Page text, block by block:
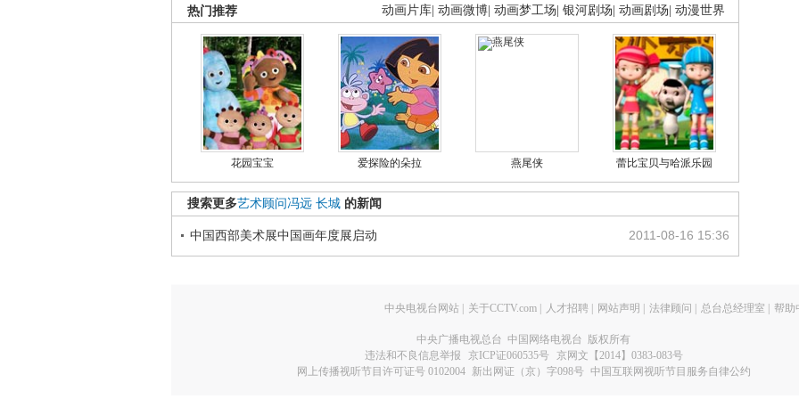
动画片库 动画微博 动画梦工场 银河剧场 动画剧场 动漫世界
热门推荐
花园宝宝 爱探险的朵拉 燕尾侠 蕾比宝贝与哈派乐园
搜索更多艺术顾问冯远 长城 的新闻
2011-08-16 15:36
中国西部美术展中国画年度展启动
中央电视台网站 关于CCTV.com 人才招聘 网站声明 法律顾问 总台总经理室 帮助
中央广播电视总台 中国网络电视台 版权所有
违法和不良信息举报
京ICP证060535号
京网文【2014】0383-083号
网上传播视听节目许可证号 0102004 新出网证（京）字098号 中国互联网视听节目服务自律公约